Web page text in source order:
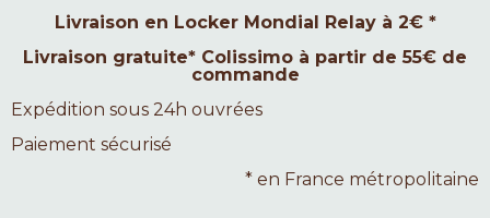
Livraison en Locker Mondial Relay à 2€ *
Livraison gratuite* Colissimo à partir de 55€ de
commande
Expédition sous 24h ouvrées
Paiement sécurisé
* en France métropolitaine